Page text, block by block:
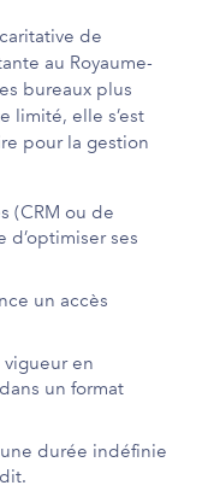
de
au Royaume-
bureaux plus
limité, elle s’est
pour la gestion
(CRM ou de
d’optimiser ses
un accès
vigueur en
un format
durée indéfinie